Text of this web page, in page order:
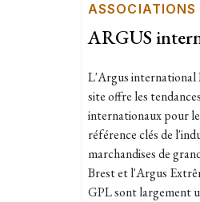
ASSOCIATIONS
ARGUS
L'Argus international
site offre les
internationaux pour
référence clés de
marchandises de
Brest et l'Argus
GPL sont largement